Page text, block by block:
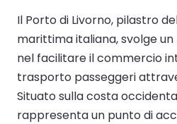
Il Porto di Livorno, pilastro
marittima italiana, svolge
nel facilitare il commercio
trasporto passeggeri
Situato sulla costa
rappresenta un punto di